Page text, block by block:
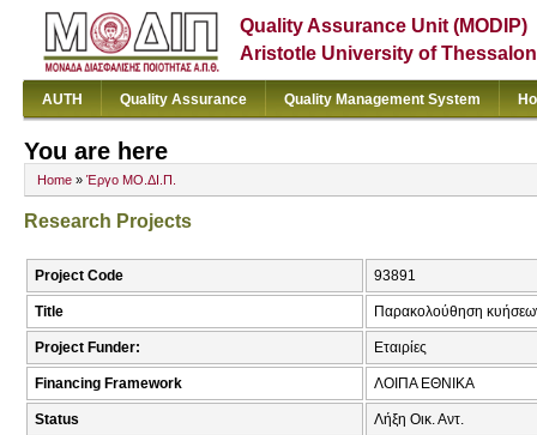
Quality Assurance Unit (MODIP)
Aristotle University of
AUTH Quality Assurance Quality Management System
You are here
Home » Έργο ΜΟ.ΔΙ.Π.
Research Projects
Project Code 93891
Title Παρακολούθηση
Project Funder: Εταιρίες
Financing Framework ΛΟΙΠΑ ΕΘΝΙΚΑ
Status Λήξη Οικ. Αντ.